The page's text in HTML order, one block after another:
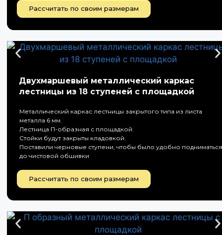
Рассчитать по своим размерам
Двухмаршевый металлический каркас
лестницы из 18 ступеней с площадкой
Металлический каркас лестницы закрытого типа из листа
металла 6 мм.
Лестница П-образная с площадкой.
Стойки будут закрыты кладовкой.
Поставили черновые ступени, чтобы было удобно подниматься
до чистовой обшивки
Рассчитать по своим размерам